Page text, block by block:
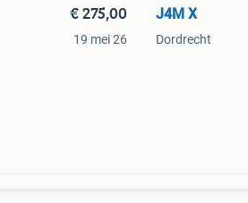
€ 275,00
19 mei 26
J4M X
Dordrecht